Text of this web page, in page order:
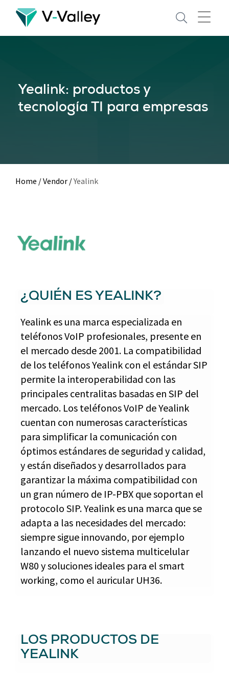
Skip
main
Yealink: productos y
tecnología TI para empresas
Home /Vendor /Yealink
¿QUIÉN ES YEALINK?
Yealink es una marca especializada en
teléfonos VoIP profesionales, presente en
el mercado desde 2001. La compatibilidad
de los teléfonos Yealink con el estándar SIP
permite la interoperabilidad con las
principales centralitas basadas en SIP del
mercado. Los teléfonos VoIP de Yealink
cuentan con numerosas características
para simplificar la comunicación con
óptimos estándares de seguridad y calidad,
y están diseñados y desarrollados para
garantizar la máxima compatibilidad con
un gran número de IP-PBX que soportan el
protocolo SIP. Yealink es una marca que se
adapta a las necesidades del mercado:
siempre sigue innovando, por ejemplo
lanzando el nuevo sistema multicelular
W80 y soluciones ideales para el smart
working, como el auricular UH36.
LOS PRODUCTOS DE
YEALINK